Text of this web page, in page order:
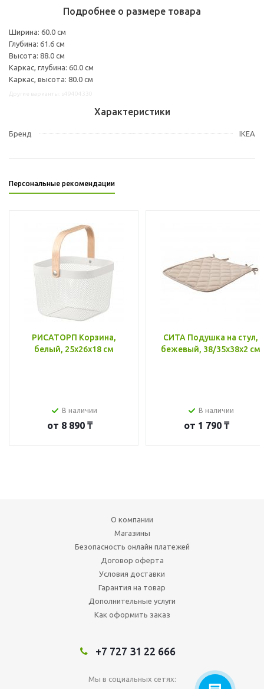
Подробнее о размере товара
Ширина: 60.0 см
Глубина: 61.6 см
Высота: 88.0 см
Каркас, глубина: 60.0 см
Каркас, высота: 80.0 см
Характеристики
Бренд IKEA
Персональные рекомендации
РИСАТОРП Корзина,
белый, 25x26x18 см
В наличии
от 8 890 ₸
СИТА Подушка на стул,
бежевый, 38/35x38x2 см
В наличии
от 1 790 ₸
О компании
Магазины
Безопасность онлайн платежей
Договор оферта
Условия доставки
Гарантия на товар
Дополнительные услуги
Как оформить заказ
+7 727 31 22 666
Мы в социальных сетях: